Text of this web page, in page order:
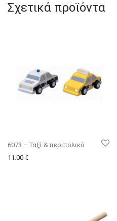
Σχετικά προϊόντα
6073 – Ταξί & περιπολικό
11.00 €